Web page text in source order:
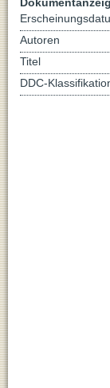
Autoren
Titel
DDC-